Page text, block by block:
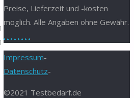
Preise, Lieferzeit und -kosten
möglich. Alle Angaben ohne Gewähr.
. . . . . . . .
Impressum-
Datenschutz-
©2021 Testbedarf.de